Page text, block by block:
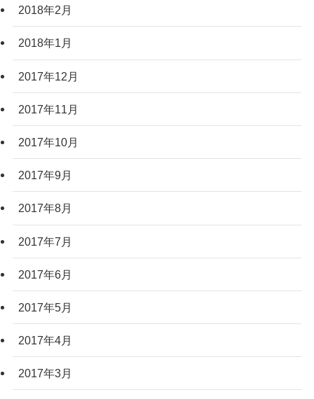
2018年2月
2018年1月
2017年12月
2017年11月
2017年10月
2017年9月
2017年8月
2017年7月
2017年6月
2017年5月
2017年4月
2017年3月